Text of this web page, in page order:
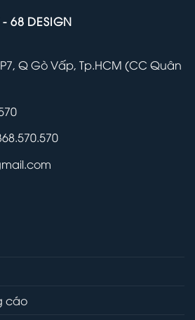
- 68 DESIGN
Q Gò Vấp, Tp.HCM (CC Quân
cáo